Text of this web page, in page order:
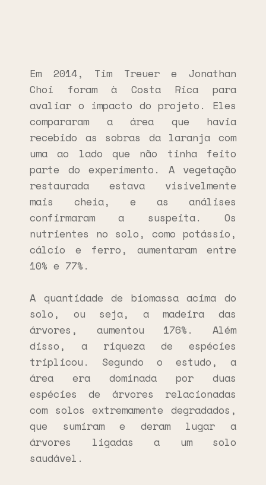
Em 2014, Tim Treuer e Jonathan
Choi foram à Costa Rica para
avaliar o impacto do projeto. Eles
compararam a área que havia
recebido as sobras da laranja com
uma ao lado que não tinha feito
parte do experimento. A vegetação
restaurada estava visivelmente
mais cheia, e as análises
confirmaram a suspeita. Os
nutrientes no solo, como potássio,
cálcio e ferro, aumentaram entre
10% e 77%.
A quantidade de biomassa acima do
solo, ou seja, a madeira das
árvores, aumentou 176%. Além
disso, a riqueza de espécies
triplicou. Segundo o estudo, a
área era dominada por duas
espécies de árvores relacionadas
com solos extremamente degradados,
que sumiram e deram lugar a
árvores ligadas a um solo
saudável.